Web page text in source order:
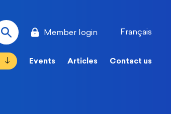
Member login Français
Events Articles Contact us